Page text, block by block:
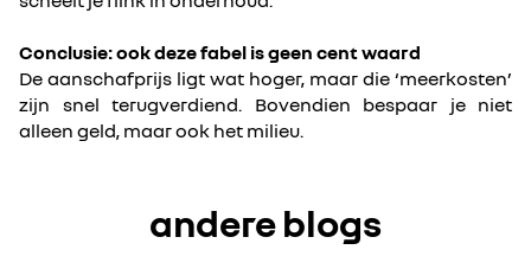
Conclusie: ook deze fabel is geen cent waard
De aanschafprijs ligt wat hoger, maar die ‘meerkosten’
zijn snel terugverdiend. Bovendien bespaar je niet
alleen geld, maar ook het milieu.
andere blogs